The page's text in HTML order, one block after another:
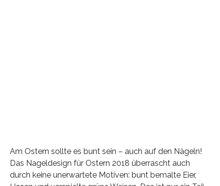
Am Ostern sollte es bunt sein – auch auf den Nägeln!
Das Nageldesign für Ostern 2018 überrascht auch
durch keine unerwartete Motiven: bunt bemalte Eier,